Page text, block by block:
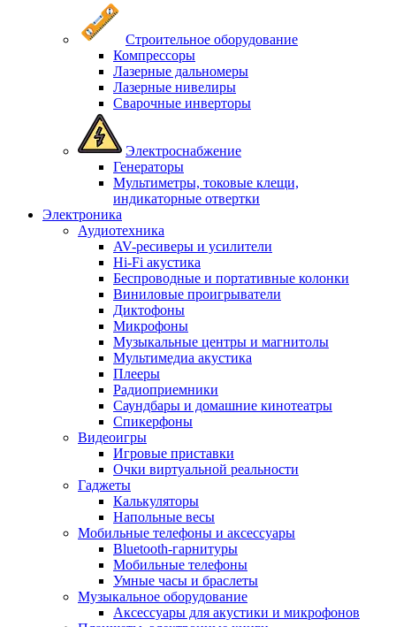
Строительное оборудование
Компрессоры
Лазерные дальномеры
Лазерные нивелиры
Сварочные инверторы
Электроснабжение
Генераторы
Мультиметры, токовые клещи,
индикаторные отвертки
Электроника
Аудиотехника
AV-ресиверы и усилители
Hi-Fi акустика
Беспроводные и портативные колонки
Виниловые проигрыватели
Диктофоны
Микрофоны
Музыкальные центры и магнитолы
Мультимедиа акустика
Плееры
Радиоприемники
Саундбары и домашние кинотеатры
Спикерфоны
Видеоигры
Игровые приставки
Очки виртуальной реальности
Гаджеты
Калькуляторы
Напольные весы
Мобильные телефоны и аксессуары
Bluetooth-гарнитуры
Мобильные телефоны
Умные часы и браслеты
Музыкальное оборудование
Аксессуары для акустики и микрофонов